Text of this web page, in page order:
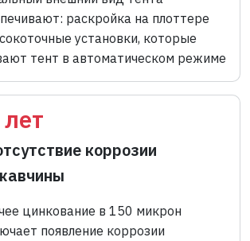
раскройка на плоттере
установки, которые
тент в автоматическом режиме
коррозии
цинкование в 150 микрон
появление коррозии